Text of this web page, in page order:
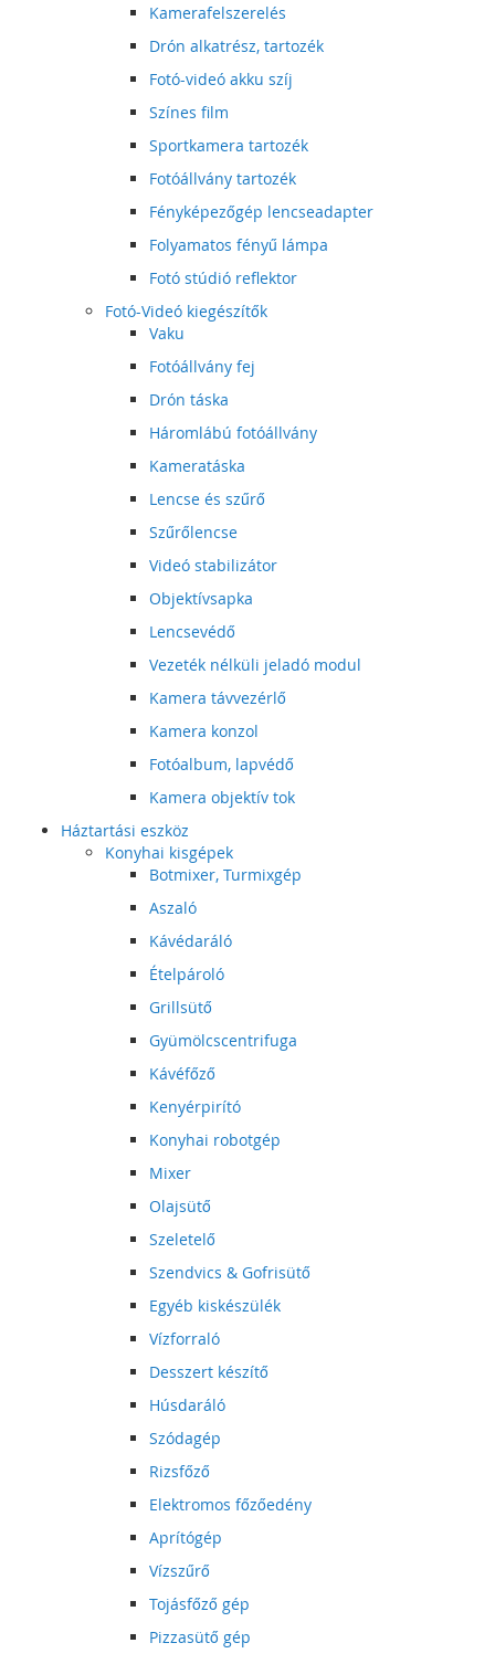
Kamerafelszerelés
Drón alkatrész, tartozék
Fotó-videó akku szíj
Színes film
Sportkamera tartozék
Fotóállvány tartozék
Fényképezőgép lencseadapter
Folyamatos fényű lámpa
Fotó stúdió reflektor
Fotó-Videó kiegészítők
Vaku
Fotóállvány fej
Drón táska
Háromlábú fotóállvány
Kameratáska
Lencse és szűrő
Szűrőlencse
Videó stabilizátor
Objektívsapka
Lencsevédő
Vezeték nélküli jeladó modul
Kamera távvezérlő
Kamera konzol
Fotóalbum, lapvédő
Kamera objektív tok
Háztartási eszköz
Konyhai kisgépek
Botmixer, Turmixgép
Aszaló
Kávédaráló
Ételpároló
Grillsütő
Gyümölcscentrifuga
Kávéfőző
Kenyérpirító
Konyhai robotgép
Mixer
Olajsütő
Szeletelő
Szendvics & Gofrisütő
Egyéb kiskészülék
Vízforraló
Desszert készítő
Húsdaráló
Szódagép
Rizsfőző
Elektromos főzőedény
Aprítógép
Vízszűrő
Tojásfőző gép
Pizzasütő gép